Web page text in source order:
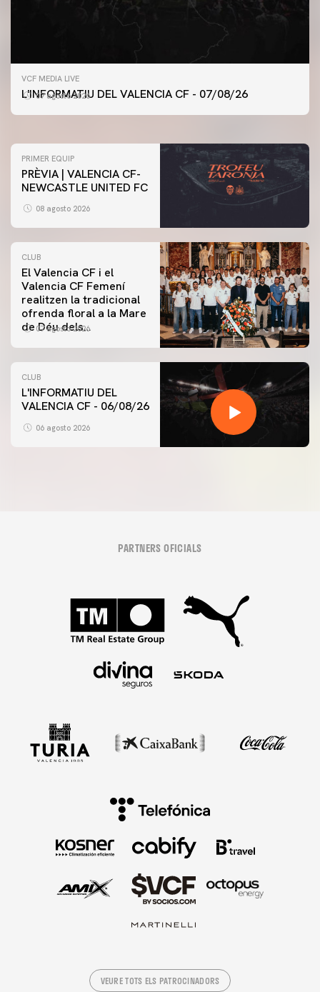
VCF MEDIA LIVE
L'INFORMATIU DEL VALENCIA CF - 07/08/26
07 agosto 2026
PRIMER EQUIP
ENTRENAMENT DEL VALENCIA CF 7/8/2026
PRIMER EQUIP
PRÈVIA | VALENCIA CF-
NEWCASTLE UNITED FC
08 agosto 2026
CLUB
El Valencia CF i el
Valencia CF Femení
realitzen la tradicional
ofrenda floral a la Mare
de Déu dels
07 agosto 2026
CLUB
L'INFORMATIU DEL
VALENCIA CF - 06/08/26
06 agosto 2026
PARTNERS OFICIALS
VEURE TOTS ELS PATROCINADORS